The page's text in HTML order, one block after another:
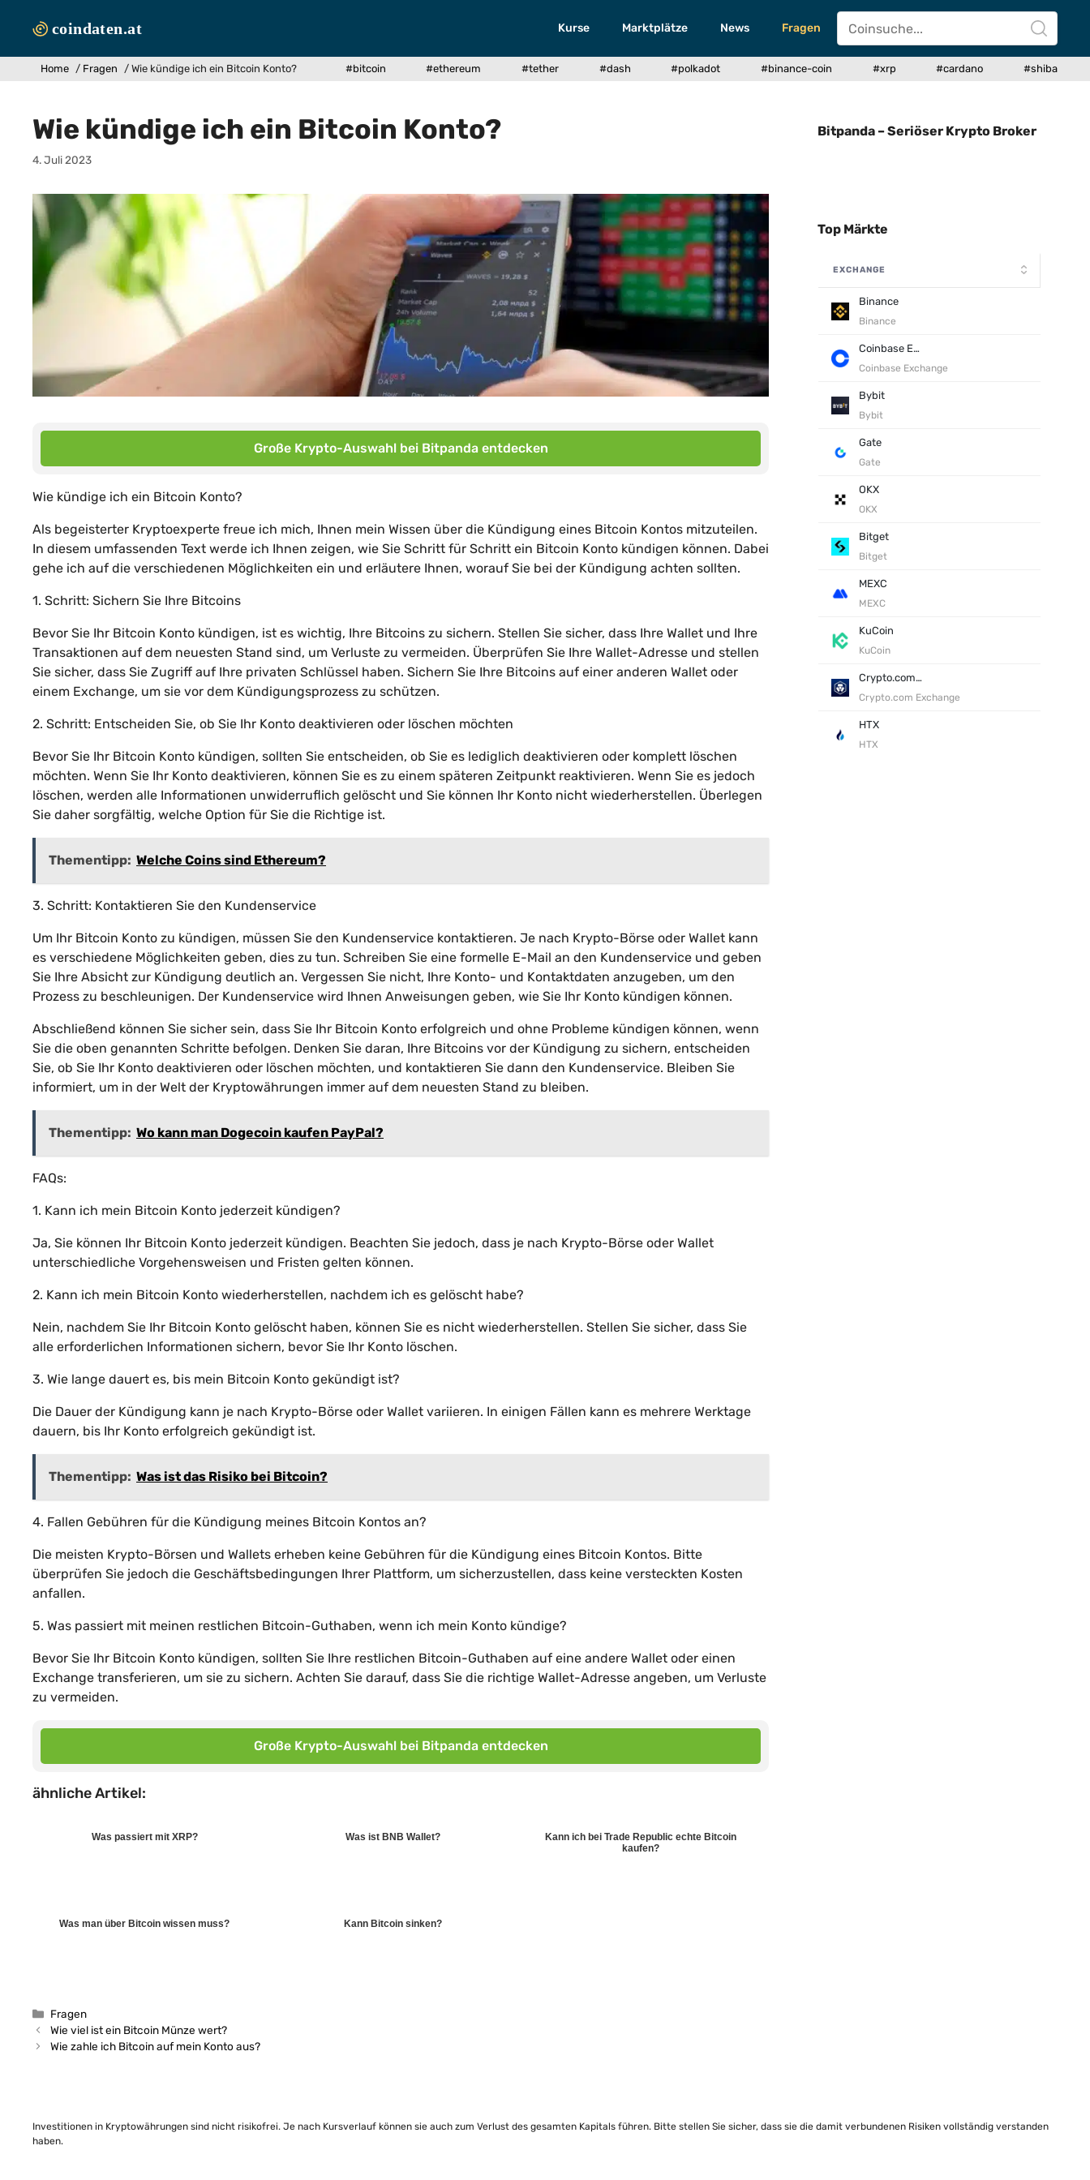
Inhalt
Kurse Marktplätze News Fragen
Home / Fragen / Wie kündige ich ein Bitcoin Konto? #bitcoin #ethereum #tether #dash #polkadot #binance-coin #xrp #cardano #shiba
Wie kündige ich ein Bitcoin Konto?
4. Juli 2023
Große Krypto-Auswahl bei Bitpanda entdecken
Wie kündige ich ein Bitcoin Konto?
Als begeisterter Kryptoexperte freue ich mich, Ihnen mein Wissen über die Kündigung eines Bitcoin Kontos mitzuteilen.
In diesem umfassenden Text werde ich Ihnen zeigen, wie Sie Schritt für Schritt ein Bitcoin Konto kündigen können. Dabei
gehe ich auf die verschiedenen Möglichkeiten ein und erläutere Ihnen, worauf Sie bei der Kündigung achten sollten.
1. Schritt: Sichern Sie Ihre Bitcoins
Bevor Sie Ihr Bitcoin Konto kündigen, ist es wichtig, Ihre Bitcoins zu sichern. Stellen Sie sicher, dass Ihre Wallet und Ihre
Transaktionen auf dem neuesten Stand sind, um Verluste zu vermeiden. Überprüfen Sie Ihre Wallet-Adresse und stellen
Sie sicher, dass Sie Zugriff auf Ihre privaten Schlüssel haben. Sichern Sie Ihre Bitcoins auf einer anderen Wallet oder
einem Exchange, um sie vor dem Kündigungsprozess zu schützen.
2. Schritt: Entscheiden Sie, ob Sie Ihr Konto deaktivieren oder löschen möchten
Bevor Sie Ihr Bitcoin Konto kündigen, sollten Sie entscheiden, ob Sie es lediglich deaktivieren oder komplett löschen
möchten. Wenn Sie Ihr Konto deaktivieren, können Sie es zu einem späteren Zeitpunkt reaktivieren. Wenn Sie es jedoch
löschen, werden alle Informationen unwiderruflich gelöscht und Sie können Ihr Konto nicht wiederherstellen. Überlegen
Sie daher sorgfältig, welche Option für Sie die Richtige ist.
Thementipp: Welche Coins sind Ethereum?
3. Schritt: Kontaktieren Sie den Kundenservice
Um Ihr Bitcoin Konto zu kündigen, müssen Sie den Kundenservice kontaktieren. Je nach Krypto-Börse oder Wallet kann
es verschiedene Möglichkeiten geben, dies zu tun. Schreiben Sie eine formelle E-Mail an den Kundenservice und geben
Sie Ihre Absicht zur Kündigung deutlich an. Vergessen Sie nicht, Ihre Konto- und Kontaktdaten anzugeben, um den
Prozess zu beschleunigen. Der Kundenservice wird Ihnen Anweisungen geben, wie Sie Ihr Konto kündigen können.
Abschließend können Sie sicher sein, dass Sie Ihr Bitcoin Konto erfolgreich und ohne Probleme kündigen können, wenn
Sie die oben genannten Schritte befolgen. Denken Sie daran, Ihre Bitcoins vor der Kündigung zu sichern, entscheiden
Sie, ob Sie Ihr Konto deaktivieren oder löschen möchten, und kontaktieren Sie dann den Kundenservice. Bleiben Sie
informiert, um in der Welt der Kryptowährungen immer auf dem neuesten Stand zu bleiben.
Thementipp: Wo kann man Dogecoin kaufen PayPal?
FAQs:
1. Kann ich mein Bitcoin Konto jederzeit kündigen?
Ja, Sie können Ihr Bitcoin Konto jederzeit kündigen. Beachten Sie jedoch, dass je nach Krypto-Börse oder Wallet
unterschiedliche Vorgehensweisen und Fristen gelten können.
2. Kann ich mein Bitcoin Konto wiederherstellen, nachdem ich es gelöscht habe?
Nein, nachdem Sie Ihr Bitcoin Konto gelöscht haben, können Sie es nicht wiederherstellen. Stellen Sie sicher, dass Sie
alle erforderlichen Informationen sichern, bevor Sie Ihr Konto löschen.
3. Wie lange dauert es, bis mein Bitcoin Konto gekündigt ist?
Die Dauer der Kündigung kann je nach Krypto-Börse oder Wallet variieren. In einigen Fällen kann es mehrere Werktage
dauern, bis Ihr Konto erfolgreich gekündigt ist.
Thementipp: Was ist das Risiko bei Bitcoin?
4. Fallen Gebühren für die Kündigung meines Bitcoin Kontos an?
Die meisten Krypto-Börsen und Wallets erheben keine Gebühren für die Kündigung eines Bitcoin Kontos. Bitte
überprüfen Sie jedoch die Geschäftsbedingungen Ihrer Plattform, um sicherzustellen, dass keine versteckten Kosten
anfallen.
5. Was passiert mit meinen restlichen Bitcoin-Guthaben, wenn ich mein Konto kündige?
Bevor Sie Ihr Bitcoin Konto kündigen, sollten Sie Ihre restlichen Bitcoin-Guthaben auf eine andere Wallet oder einen
Exchange transferieren, um sie zu sichern. Achten Sie darauf, dass Sie die richtige Wallet-Adresse angeben, um Verluste
zu vermeiden.
Große Krypto-Auswahl bei Bitpanda entdecken
ähnliche Artikel:
Was passiert mit XRP? Was ist BNB Wallet?
Kann ich bei Trade Republic echte Bitcoin
kaufen?
Was man über Bitcoin wissen muss? Kann Bitcoin sinken?
Kategorien
Fragen
Wie viel ist ein Bitcoin Münze wert?
Wie zahle ich Bitcoin auf mein Konto aus?
Bitpanda – Seriöser Krypto Broker
Top Märkte
EXCHANGE
Binance
Binance
Coinbase Exchange
Coinbase Exchange
Bybit
Bybit
Gate
Gate
OKX
OKX
Bitget
Bitget
MEXC
MEXC
KuCoin
KuCoin
Crypto.com Exchange
Crypto.com Exchange
HTX
HTX
Investitionen in Kryptowährungen sind nicht risikofrei. Je nach Kursverlauf können sie auch zum Verlust des gesamten Kapitals führen. Bitte stellen Sie sicher, dass sie die damit verbundenen Risiken vollständig verstanden
haben.